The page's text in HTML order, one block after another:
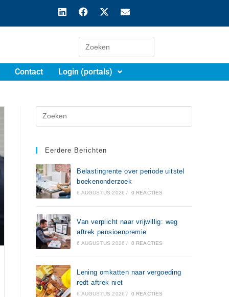
Contact Login (portals)
Eerdere Berichten
Belastingrente over periode uitstel
boekenonderzoek
6 AUGUSTUS 2026 / 0 REACTIES
Van verplicht naar vrijwillig: weg
aftrek pensioenpremie
6 AUGUSTUS 2026 / 0 REACTIES
Lening omkatten naar vergoeding
redt aftrek niet
6 AUGUSTUS 2026 / 0 REACTIES